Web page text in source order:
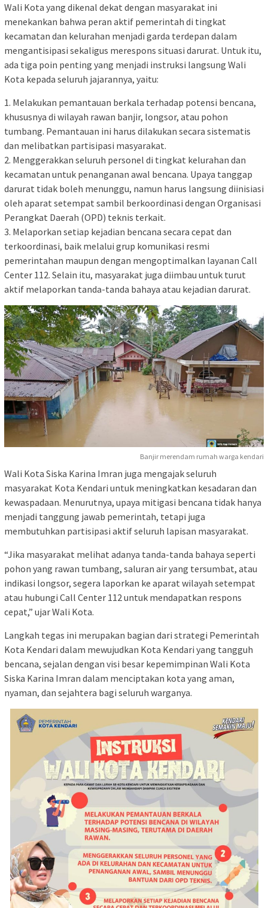
Wali Kota yang dikenal dekat dengan masyarakat ini
menekankan bahwa peran aktif pemerintah di tingkat
kecamatan dan kelurahan menjadi garda terdepan dalam
mengantisipasi sekaligus merespons situasi darurat. Untuk itu,
ada tiga poin penting yang menjadi instruksi langsung Wali
Kota kepada seluruh jajarannya, yaitu:
1. Melakukan pemantauan berkala terhadap potensi bencana,
khususnya di wilayah rawan banjir, longsor, atau pohon
tumbang. Pemantauan ini harus dilakukan secara sistematis
dan melibatkan partisipasi masyarakat.
2. Menggerakkan seluruh personel di tingkat kelurahan dan
kecamatan untuk penanganan awal bencana. Upaya tanggap
darurat tidak boleh menunggu, namun harus langsung diinisiasi
oleh aparat setempat sambil berkoordinasi dengan Organisasi
Perangkat Daerah (OPD) teknis terkait.
3. Melaporkan setiap kejadian bencana secara cepat dan
terkoordinasi, baik melalui grup komunikasi resmi
pemerintahan maupun dengan mengoptimalkan layanan Call
Center 112. Selain itu, masyarakat juga diimbau untuk turut
aktif melaporkan tanda-tanda bahaya atau kejadian darurat.
Banjir merendam rumah warga kendari
Wali Kota Siska Karina Imran juga mengajak seluruh
masyarakat Kota Kendari untuk meningkatkan kesadaran dan
kewaspadaan. Menurutnya, upaya mitigasi bencana tidak hanya
menjadi tanggung jawab pemerintah, tetapi juga
membutuhkan partisipasi aktif seluruh lapisan masyarakat.
“Jika masyarakat melihat adanya tanda-tanda bahaya seperti
pohon yang rawan tumbang, saluran air yang tersumbat, atau
indikasi longsor, segera laporkan ke aparat wilayah setempat
atau hubungi Call Center 112 untuk mendapatkan respons
cepat,” ujar Wali Kota.
Langkah tegas ini merupakan bagian dari strategi Pemerintah
Kota Kendari dalam mewujudkan Kota Kendari yang tangguh
bencana, sejalan dengan visi besar kepemimpinan Wali Kota
Siska Karina Imran dalam menciptakan kota yang aman,
nyaman, dan sejahtera bagi seluruh warganya.